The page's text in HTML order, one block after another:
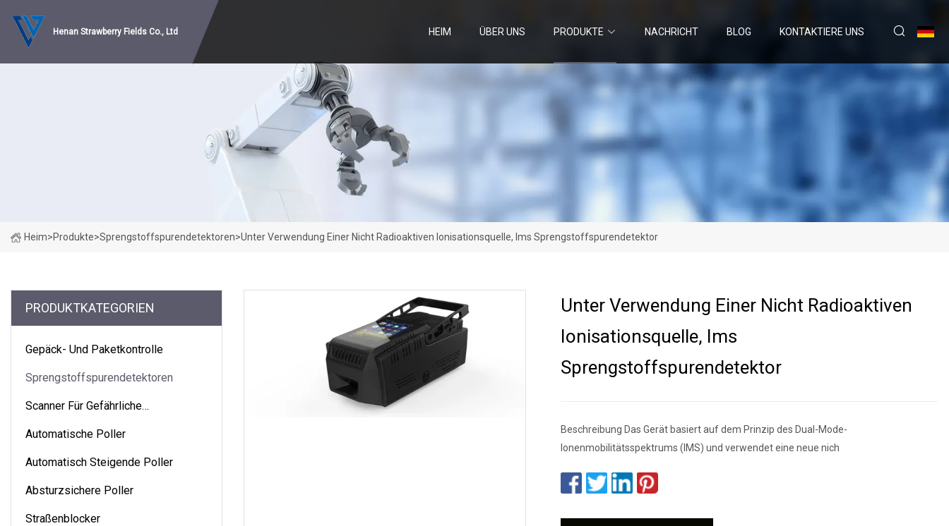
Henan Strawberry Fields Co., Ltd HEIM ÜBER UNS PRODUKTE NACHRICHT BLOG KONTAKTIERE UNS
Heim>Produkte>Sprengstoffspurendetektoren>Unter Verwendung Einer Nicht Radioaktiven Ionisationsquelle, Ims Sprengstoffspurendetektor
PRODUKTKATEGORIEN
Gepäck- Und Paketkontrolle
Sprengstoffspurendetektoren
Scanner Für Gefährliche
Automatische Poller
Automatisch Steigende Poller
Absturzsichere Poller
Straßenblocker
Unter Verwendung Einer Nicht Radioaktiven
Ionisationsquelle, Ims
Sprengstoffspurendetektor
Beschreibung Das Gerät basiert auf dem Prinzip des Dual-Mode-
Ionenmobilitätsspektrums (IMS) und verwendet eine neue nich